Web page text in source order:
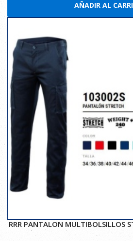
AÑADIR AL
RRR PANTALON MULTIBOLSILLOS